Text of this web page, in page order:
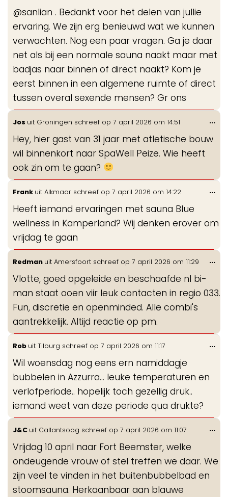
@sanlian . Bedankt voor het delen van jullie
ervaring. We zijn erg benieuwd wat we kunnen
verwachten. Nog een paar vragen. Ga je daar
net als bij een normale sauna naakt maar met
badjas naar binnen of direct naakt? Kom je
eerst binnen in een algemene ruimte of direct
tussen overal sexende mensen? Gr ons
Jos uit Groningen schreef op 7 april 2026 om 14:51
Hey, hier gast van 31 jaar met atletische bouw
wil binnenkort naar SpaWell Peize. Wie heeft
ook zin om te gaan?
...
Frank uit Alkmaar schreef op 7 april 2026 om 14:22
Heeft iemand ervaringen met sauna Blue
wellness in Kamperland? Wij denken erover om
vrijdag te gaan
...
Redman uit Amersfoort schreef op 7 april 2026 om 11:29
Vlotte, goed opgeleide en beschaafde nl bi-
man staat ooen viir leuk contacten in regio 033.
Fun, discretie en openminded. Alle combi's
aantrekkelijk. Altijd reactie op pm.
...
Rob uit Tilburg schreef op 7 april 2026 om 11:17
Wil woensdag nog eens ern namiddagje
bubbelen in Azzurra... leuke temperaturen en
verlofperiode.. hopelijk toch gezellig druk..
iemand weet van deze periode qua drukte?
...
J&C uit Callantsoog schreef op 7 april 2026 om 11:07
Vrijdag 10 april naar Fort Beemster, welke
ondeugende vrouw of stel treffen we daar. We
zijn veel te vinden in het buitenbubbelbad en
stoomsauna. Herkaanbaar aan blauwe
...